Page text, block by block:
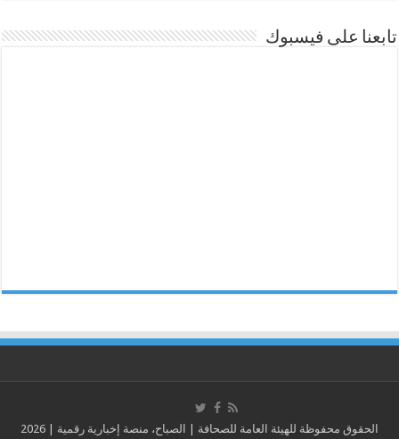
تابعنا على فيسبوك
الحقوق محفوظة للهيئة العامة للصحافة | الصباح، منصة إخبارية رقمية | 2026